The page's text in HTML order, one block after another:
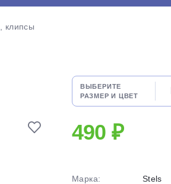
клипсы
ВЫБЕРИТЕ
РАЗМЕР И ЦВЕТ
490 ₽
Марка:
Stels
переплат